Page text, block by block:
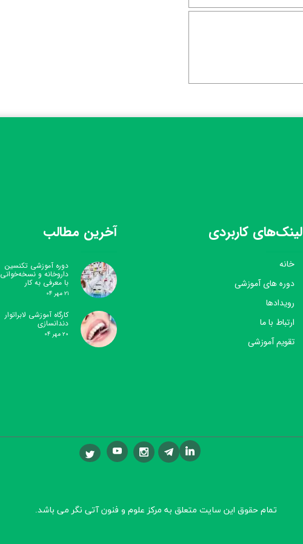
لینک‌های کاربردی
خانه
دوره های آموزشی
رویدادها
ارتباط با ما
تقویم آموزشی
آخرین مطالب
دوره آموزشی تکنسین
داروخانه و نسخه‌خوانی
با معرفی به کار
۲۱ مهر ۰۴
کارگاه آموزشی لابراتوار
دندانسازی
۲۰ مهر ۰۴
تمام حقوق این سایت متعلق به مرکز علوم و فنون آتی نگر می باشد.